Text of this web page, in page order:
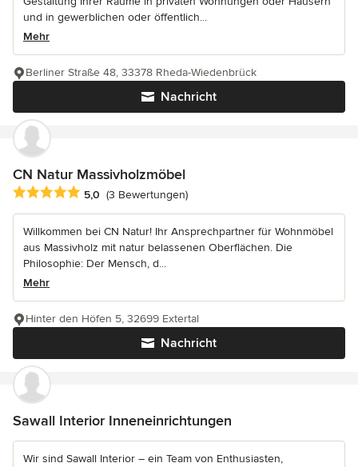
und in gewerblichen oder öffentlich...
Mehr
Nachricht
Berliner Straße 48, 33378 Rheda-Wiedenbrück
CN Natur Massivholzmöbel
Durchschnittliche Bewertung: 5 von 5 Sternen
5,0 (3 Bewertungen)
Willkommen bei CN Natur! Ihr Ansprechpartner für Wohnmöbel
aus Massivholz mit natur belassenen Oberflächen. Die
Philosophie: Der Mensch, d...
Mehr
Nachricht
Hinter den Höfen 5, 32699 Extertal
Sawall Interior Inneneinrichtungen
Wir sind Sawall Interior – ein Team von Enthusiasten,